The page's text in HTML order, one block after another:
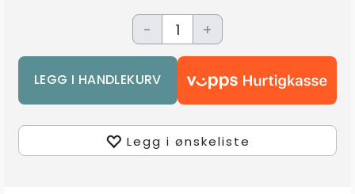
- +
Legg i ønskeliste